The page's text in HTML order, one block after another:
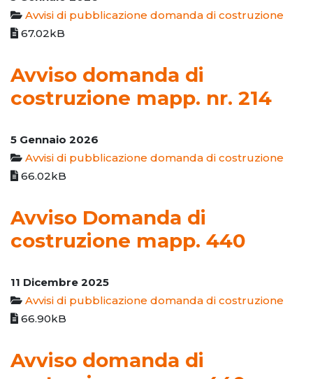
Avvisi di pubblicazione domanda di costruzione
67.02kB
Avviso domanda di
costruzione mapp. nr. 214
5 Gennaio 2026
Avvisi di pubblicazione domanda di costruzione
66.02kB
Avviso Domanda di
costruzione mapp. 440
11 Dicembre 2025
Avvisi di pubblicazione domanda di costruzione
66.90kB
Avviso domanda di